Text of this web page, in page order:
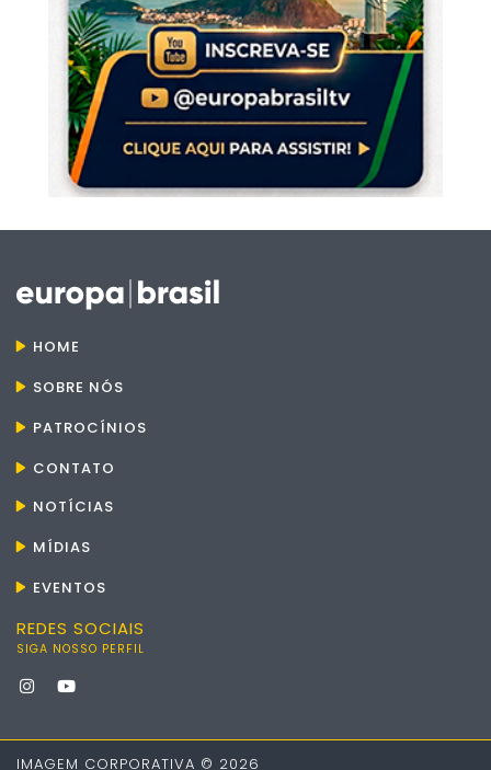
HOME
SOBRE NÓS
PATROCÍNIOS
CONTATO
NOTÍCIAS
MÍDIAS
EVENTOS
REDES SOCIAIS
SIGA NOSSO PERFIL
IMAGEM CORPORATIVA © 2026